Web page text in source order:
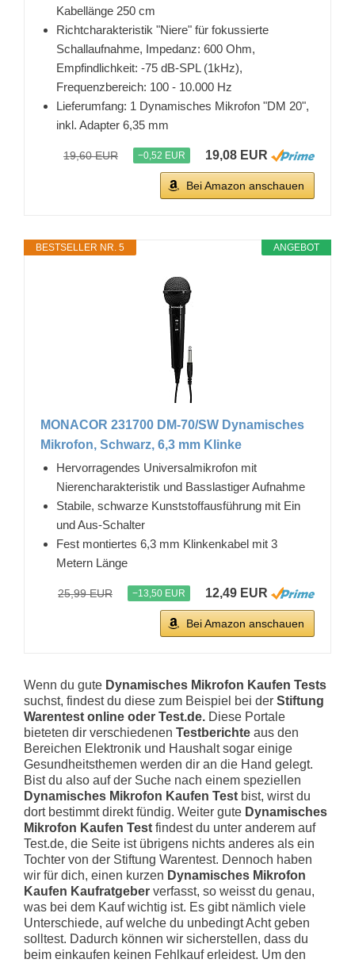
Kabellänge 250 cm
Richtcharakteristik "Niere" für fokussierte
Schallaufnahme, Impedanz: 600 Ohm,
Empfindlichkeit: -75 dB-SPL (1kHz),
Frequenzbereich: 100 - 10.000 Hz
Lieferumfang: 1 Dynamisches Mikrofon "DM 20",
inkl. Adapter 6,35 mm
19,60 EUR −0,52 EUR 19,08 EUR
Bei Amazon anschauen
ANGEBOT
BESTSELLER NR. 5
MONACOR 231700 DM-70/SW Dynamisches
Mikrofon, Schwarz, 6,3 mm Klinke
Hervorragendes Universalmikrofon mit
Nierencharakteristik und Basslastiger Aufnahme
Stabile, schwarze Kunststoffausführung mit Ein
und Aus-Schalter
Fest montiertes 6,3 mm Klinkenkabel mit 3
Metern Länge
25,99 EUR −13,50 EUR 12,49 EUR
Bei Amazon anschauen
Wenn du gute Dynamisches Mikrofon Kaufen Tests
suchst, findest du diese zum Beispiel bei der Stiftung
Warentest online oder Test.de. Diese Portale
bieteten dir verschiedenen Testberichte aus den
Bereichen Elektronik und Haushalt sogar einige
Gesundheitsthemen werden dir an die Hand gelegt.
Bist du also auf der Suche nach einem speziellen
Dynamisches Mikrofon Kaufen Test bist, wirst du
dort bestimmt direkt fündig. Weiter gute Dynamisches
Mikrofon Kaufen Test findest du unter anderem auf
Test.de, die Seite ist übrigens nichts anderes als ein
Tochter von der Stiftung Warentest. Dennoch haben
wir für dich, einen kurzen Dynamisches Mikrofon
Kaufen Kaufratgeber verfasst, so weisst du genau,
was bei dem Kauf wichtig ist. Es gibt nämlich viele
Unterschiede, auf welche du unbedingt Acht geben
solltest. Dadurch können wir sicherstellen, dass du
beim einkaufen keinen Fehlkauf erleidest. Um den